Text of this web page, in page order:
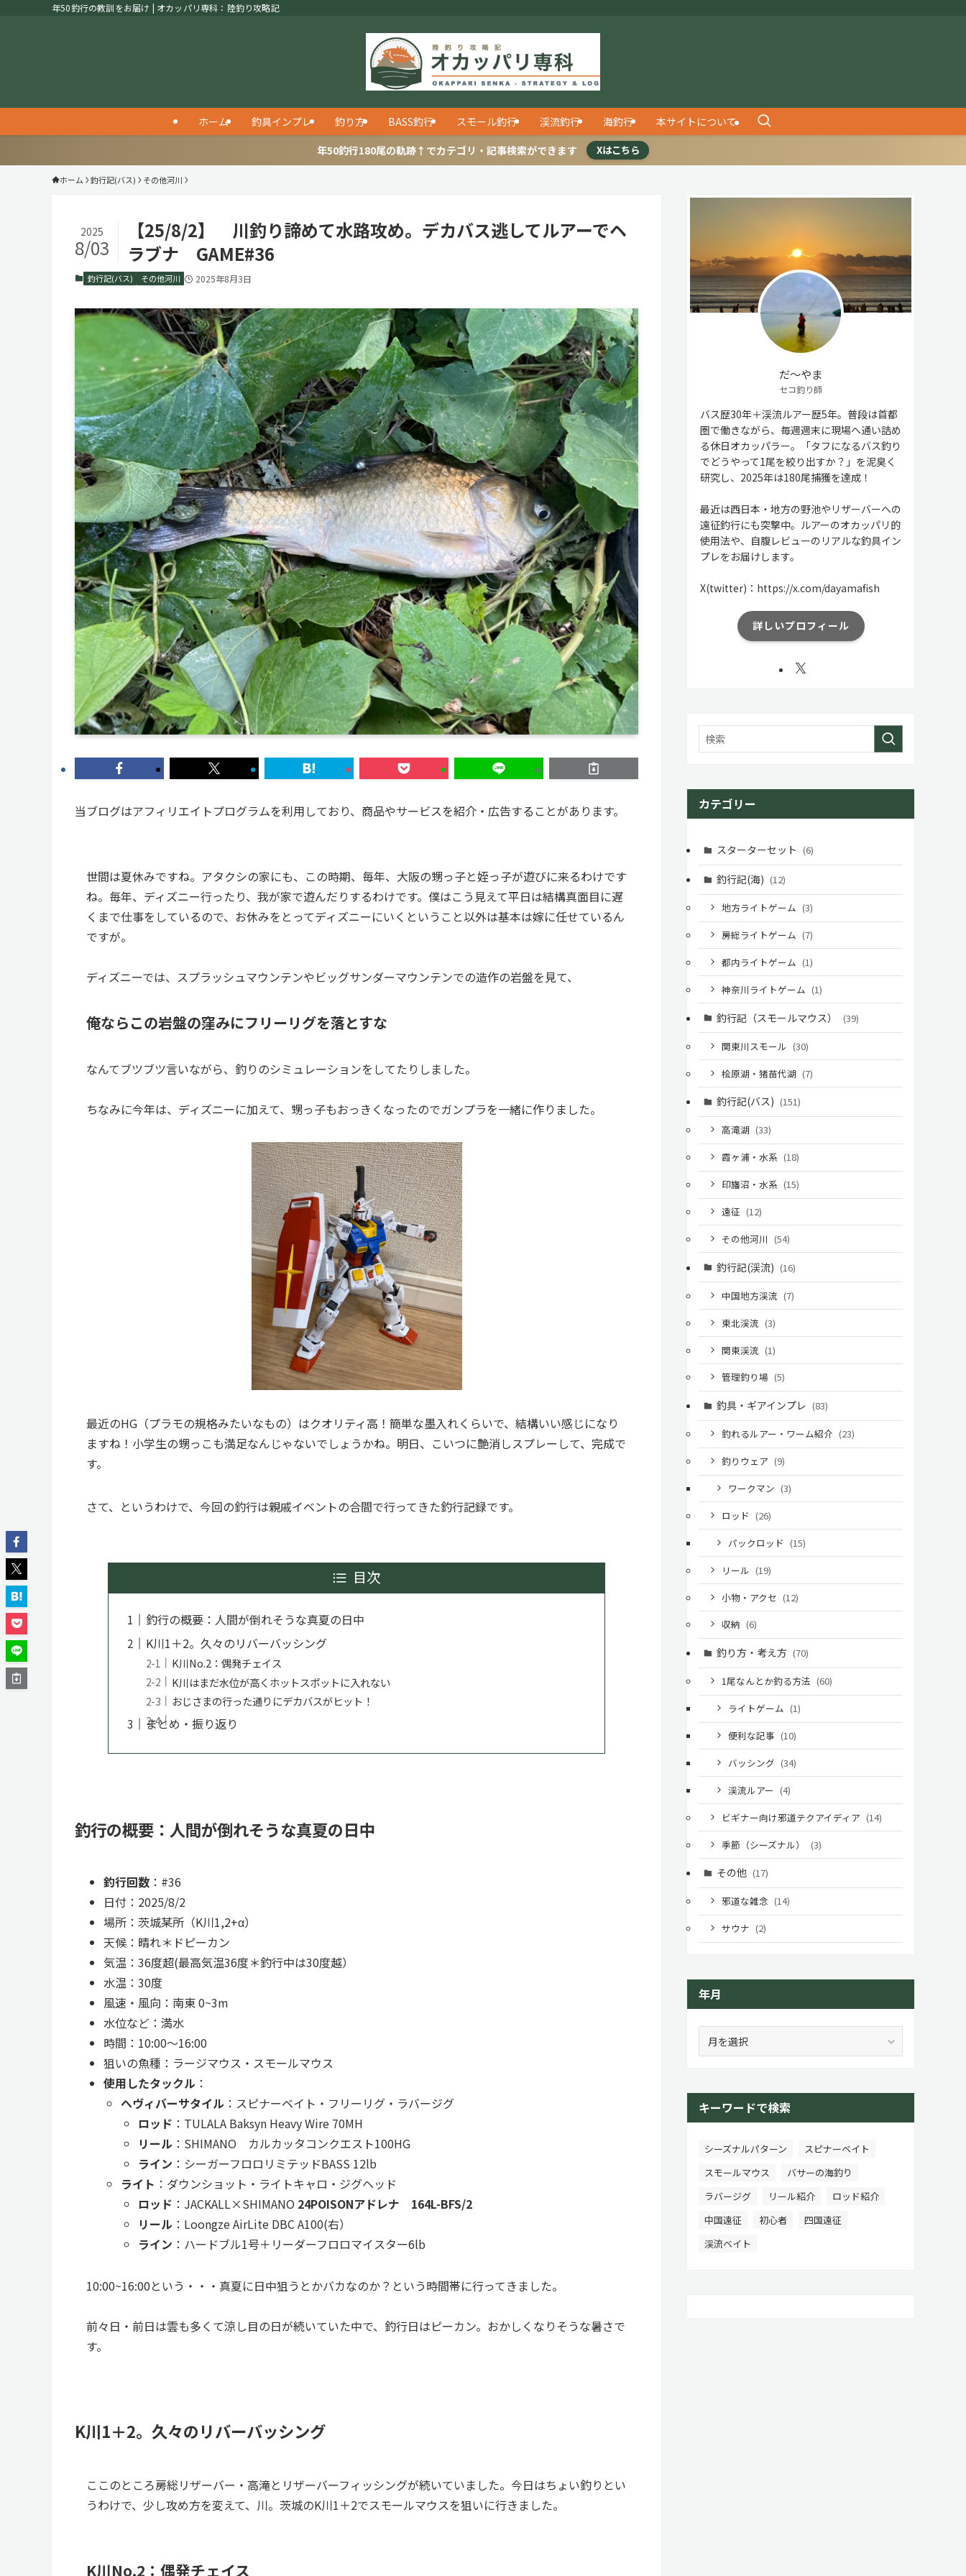
年50釣行の教訓をお届け | オカッパリ専科：陸釣り攻略記
ホーム 釣具インプレ 釣り方 BASS釣行 スモール釣行 渓流釣行 海釣行
本サイトについて
年50釣行180尾の軌跡↑でカテゴリ・記事検索ができます
Xはこちら
ホーム 釣行記(バス) その他河川
【25/8/2】 川釣り諦めて水路攻め。デカバス逃してルアーでヘ
ラブナ GAME#36
2025
8/03
釣行記(バス) その他河川 2025年8月3日
当ブログはアフィリエイトプログラムを利用しており、商品やサービスを紹介・広告することがあります。
世間は夏休みですね。アタクシの家にも、この時期、毎年、大阪の甥っ子と姪っ子が遊びに来るわけです
ね。毎年、ディズニー行ったり、我が家で遊んだりするわけです。僕はこう見えて平日は結構真面目に遅
くまで仕事をしているので、お休みをとってディズニーにいくということ以外は基本は嫁に任せているん
ですが。
ディズニーでは、スプラッシュマウンテンやビッグサンダーマウンテンでの造作の岩盤を見て、
俺ならこの岩盤の窪みにフリーリグを落とすな
なんてブツブツ言いながら、釣りのシミュレーションをしてたりしました。
ちなみに今年は、ディズニーに加えて、甥っ子もおっきくなったのでガンプラを一緒に作りました。
最近のHG（プラモの規格みたいなもの）はクオリティ高！簡単な墨入れくらいで、結構いい感じになり
ますね！小学生の甥っこも満足なんじゃないでしょうかね。明日、こいつに艶消しスプレーして、完成で
す。
さて、というわけで、今回の釣行は親戚イベントの合間で行ってきた釣行記録です。
目次
釣行の概要：人間が倒れそうな真夏の日中
K川1＋2。久々のリバーバッシング
K川No.2：偶発チェイス
K川はまだ水位が高くホットスポットに入れない
おじさまの行った通りにデカバスがヒット！
まとめ・振り返り
釣行の概要 ：人間が倒れそうな真夏の日中
釣行回数 ：#36
日付：2025/8/2
場所：茨城某所（K川1,2+α）
天候：晴れ＊ドピーカン
気温：36度超(最高気温36度＊釣行中は30度越）
水温：30度
風速・風向：南東 0~3m
水位など：満水
時間：10:00〜16:00
狙いの魚種：ラージマウス・スモールマウス
使用したタックル ：
ヘヴィバーサタイル ：スピナーベイト・フリーリグ・ラバージグ
ロッド ：TULALA Baksyn Heavy Wire 70MH
リール ：SHIMANO カルカッタコンクエスト100HG
ライン ：シーガーフロロリミテッドBASS 12lb
ライト ：ダウンショット・ライトキャロ・ジグヘッド
ロッド ：JACKALL×SHIMANO 24POISONアドレナ 164L-BFS/2
リール ：Loongze AirLite DBC A100(右）
ライン ：ハードブル1号＋リーダーフロロマイスター6lb
10:00~16:00という・・・真夏に日中狙うとかバカなのか？という時間帯に行ってきました。
前々日・前日は雲も多くて涼し目の日が続いていた中で、釣行日はピーカン。おかしくなりそうな暑さで
す。
K川1＋2。久々のリバーバッシング
ここのところ房総リザーバー・高滝とリザーバーフィッシングが続いていました。今日はちょい釣りとい
うわけで、少し攻め方を変えて、川。茨城のK川1＋2でスモールマウスを狙いに行きました。
K川No.2：偶発チェイス
だ〜やま
セコ釣り師
バス歴30年＋渓流ルアー歴5年。普段は首都
圏で働きながら、毎週週末に現場へ通い詰め
る休日オカッパラー。「タフになるバス釣り
でどうやって1尾を絞り出すか？」を泥臭く
研究し、2025年は180尾捕獲を達成！
最近は西日本・地方の野池やリザーバーへの
遠征釣行にも突撃中。ルアーのオカッパリ的
使用法や、自腹レビューのリアルな釣具イン
プレをお届けします。
X(twitter)：https://x.com/dayamafish
詳しいプロフィール
カテゴリー
スターターセット (6)
釣行記(海) (12)
地方ライトゲーム (3)
房総ライトゲーム (7)
都内ライトゲーム (1)
神奈川ライトゲーム (1)
釣行記（スモールマウス） (39)
関東川スモール (30)
桧原湖・猪苗代湖 (7)
釣行記(バス) (151)
高滝湖 (33)
霞ヶ浦・水系 (18)
印旛沼・水系 (15)
遠征 (12)
その他河川 (54)
釣行記(渓流) (16)
中国地方渓流 (7)
東北渓流 (3)
関東渓流 (1)
管理釣り場 (5)
釣具・ギアインプレ (83)
釣れるルアー・ワーム紹介 (23)
釣りウェア (9)
ワークマン (3)
ロッド (26)
パックロッド (15)
リール (19)
小物・アクセ (12)
収納 (6)
釣り方・考え方 (70)
1尾なんとか釣る方法 (60)
ライトゲーム (1)
便利な記事 (10)
バッシング (34)
渓流ルアー (4)
ビギナー向け邪道テクアイディア (14)
季節（シーズナル）
(3)
その他 (17)
邪道な雑念 (14)
サウナ (2)
年月
キーワードで検索
シーズナルパターン
スピナーベイト
スモールマウス
バサーの海釣り
ラバージグ
リール紹介
ロッド紹介
中国遠征
初心者
四国遠征
渓流ベイト